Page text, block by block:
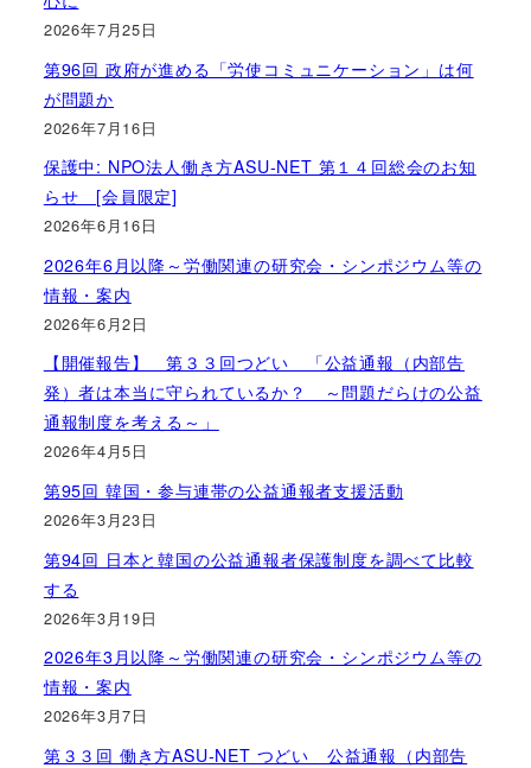
2026年7月25日
第96回 政府が進める「労使コミュニケーション」は何
が問題か
2026年7月16日
保護中: NPO法人働き方ASU-NET 第１４回総会のお知
らせ [会員限定]
2026年6月16日
2026年6月以降～労働関連の研究会・シンポジウム等の
情報・案内
2026年6月2日
【開催報告】 第３３回つどい 「公益通報（内部告
発）者は本当に守られているか？ ～問題だらけの公益
通報制度を考える～」
2026年4月5日
第95回 韓国・参与連帯の公益通報者支援活動
2026年3月23日
第94回 日本と韓国の公益通報者保護制度を調べて比較
する
2026年3月19日
2026年3月以降～労働関連の研究会・シンポジウム等の
情報・案内
2026年3月7日
第３３回 働き方ASU-NET つどい 公益通報（内部告